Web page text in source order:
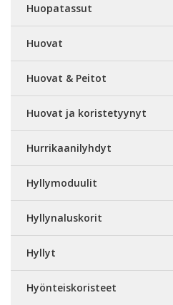
Huopatassut
Huovat
Huovat & Peitot
Huovat ja koristetyynyt
Hurrikaanilyhdyt
Hyllymoduulit
Hyllynaluskorit
Hyllyt
Hyönteiskoristeet